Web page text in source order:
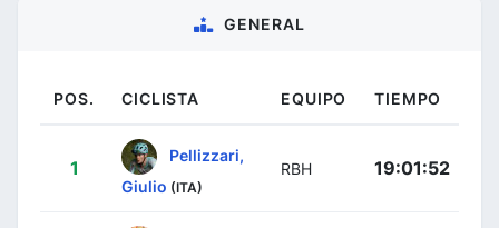
GENERAL
POS. CICLISTA EQUIPO TIEMPO
1
Pellizzari,
Giulio (ITA)
RBH 19:01:52